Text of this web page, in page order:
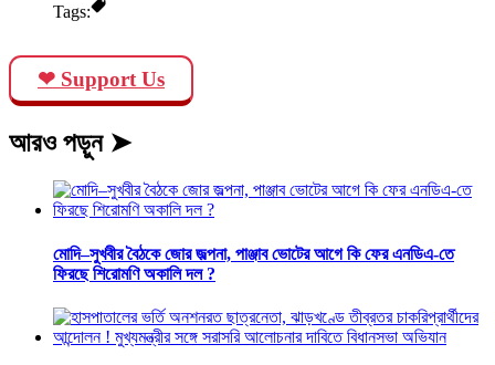
Tags:
❤ Support Us
আরও পড়ুন ➤
মোদি–সুখবীর বৈঠকে জোর জল্পনা, পাঞ্জাব ভোটের আগে কি ফের এনডিএ-তে
ফিরছে শিরোমণি অকালি দল ?